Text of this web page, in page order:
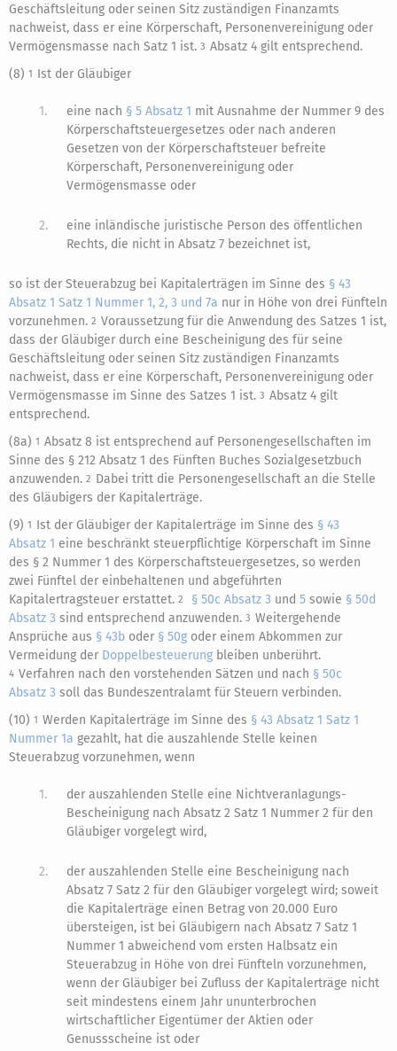
Geschäftsleitung oder seinen Sitz zuständigen Finanzamts
nachweist, dass er eine Körperschaft, Personenvereinigung oder
Vermögensmasse nach Satz 1 ist. 3 Absatz 4 gilt entsprechend.
(8) 1 Ist der Gläubiger
1. eine nach § 5 Absatz 1 mit Ausnahme der Nummer 9 des
Körperschaftsteuergesetzes oder nach anderen
Gesetzen von der Körperschaftsteuer befreite
Körperschaft, Personenvereinigung oder
Vermögensmasse oder
2.
eine inländische juristische Person des öffentlichen
Rechts, die nicht in Absatz 7 bezeichnet ist,
so ist der Steuerabzug bei Kapitalerträgen im Sinne des § 43
Absatz 1 Satz 1 Nummer 1, 2, 3 und 7a nur in Höhe von drei Fünfteln
vorzunehmen. 2 Voraussetzung für die Anwendung des Satzes 1 ist,
dass der Gläubiger durch eine Bescheinigung des für seine
Geschäftsleitung oder seinen Sitz zuständigen Finanzamts
nachweist, dass er eine Körperschaft, Personenvereinigung oder
Vermögensmasse im Sinne des Satzes 1 ist. 3 Absatz 4 gilt
entsprechend.
(8a) 1 Absatz 8 ist entsprechend auf Personengesellschaften im
Sinne des § 212 Absatz 1 des Fünften Buches Sozialgesetzbuch
anzuwenden. 2 Dabei tritt die Personengesellschaft an die Stelle
des Gläubigers der Kapitalerträge.
(9) 1 Ist der Gläubiger der Kapitalerträge im Sinne des § 43
Absatz 1 eine beschränkt steuerpflichtige Körperschaft im Sinne
des § 2 Nummer 1 des Körperschaftsteuergesetzes, so werden
zwei Fünftel der einbehaltenen und abgeführten
Kapitalertragsteuer erstattet. 2 § 50c Absatz 3 und 5 sowie § 50d
Absatz 3 sind entsprechend anzuwenden. 3 Weitergehende
Ansprüche aus § 43b oder § 50g oder einem Abkommen zur
Vermeidung der Doppelbesteuerung bleiben unberührt.
4 Verfahren nach den vorstehenden Sätzen und nach § 50c
Absatz 3 soll das Bundeszentralamt für Steuern verbinden.
(10) 1 Werden Kapitalerträge im Sinne des § 43 Absatz 1 Satz 1
Nummer 1a gezahlt, hat die auszahlende Stelle keinen
Steuerabzug vorzunehmen, wenn
1.
der auszahlenden Stelle eine Nichtveranlagungs-
Bescheinigung nach Absatz 2 Satz 1 Nummer 2 für den
Gläubiger vorgelegt wird,
2.
der auszahlenden Stelle eine Bescheinigung nach
Absatz 7 Satz 2 für den Gläubiger vorgelegt wird; soweit
die Kapitalerträge einen Betrag von 20.000 Euro
übersteigen, ist bei Gläubigern nach Absatz 7 Satz 1
Nummer 1 abweichend vom ersten Halbsatz ein
Steuerabzug in Höhe von drei Fünfteln vorzunehmen,
wenn der Gläubiger bei Zufluss der Kapitalerträge nicht
seit mindestens einem Jahr ununterbrochen
wirtschaftlicher Eigentümer der Aktien oder
Genussscheine ist oder